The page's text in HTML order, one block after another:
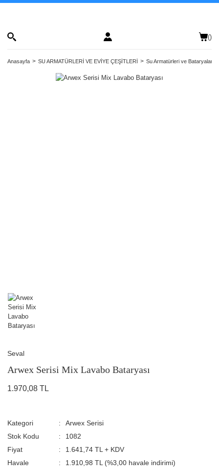
()
Anasayfa SU ARMATÜRLERİ VE EVİYE ÇEŞİTLERİ Su Armatürleri ve Bataryalar
Seval
Arwex Serisi Mix Lavabo Bataryası
1.970,08 TL
Kategori
Arwex Serisi
Stok Kodu
1082
Fiyat
1.641,74 TL + KDV
Havale
1.910,98 TL (%3,00 havale indirimi)